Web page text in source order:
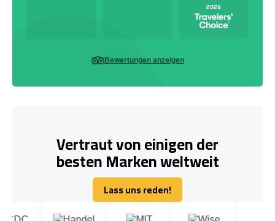
Bewertungen anzeigen
Vertraut von einigen der
besten Marken weltweit
Lass uns reden!
Lass uns reden!